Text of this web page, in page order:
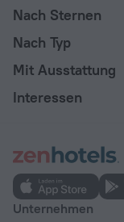
Nach Sternen
Nach Typ
Mit Ausstattung
Interessen
Unternehmen